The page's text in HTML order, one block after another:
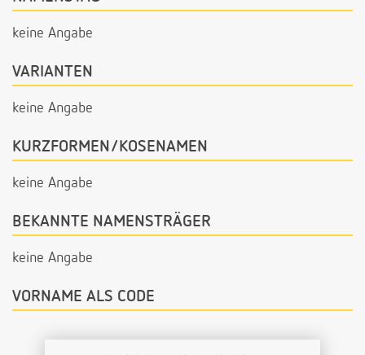
keine Angabe
VARIANTEN
keine Angabe
KURZFORMEN/KOSENAMEN
keine Angabe
BEKANNTE NAMENSTRÄGER
keine Angabe
VORNAME ALS CODE